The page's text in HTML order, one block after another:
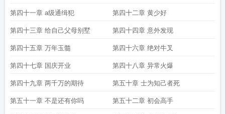
第四十一章 a级通缉犯 第四十二章 黄少好
第四十三章 给自己父母别墅 第四十四章 意外发现
第四十五章 万年玉髓 第四十六章 绝对牛叉
第四十七章 国庆开业 第四十八章 异常火爆
第四十九章 两千万的期待 第五十章 士为知己者死
第五十一章 不是还有你吗 第五十二章 初会高手